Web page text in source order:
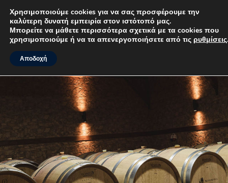
Χρησιμοποιούμε cookies για να σας προσφέρουμε την
καλύτερη δυνατή εμπειρία στον ιστότοπό μας.
Μπορείτε να μάθετε περισσότερα σχετικά με τα cookies που
χρησιμοποιούμε ή να τα απενεργοποιήσετε από τις
ρυθμίσεις.
Αποδοχή